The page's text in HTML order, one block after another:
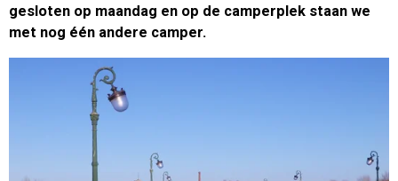
gesloten op maandag en op de camperplek staan we
met nog één andere camper.